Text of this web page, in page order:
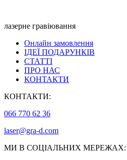
лазерне гравіювання
Онлайн замовлення
ІДЕЇ ПОДАРУНКІВ
СТАТТІ
ПРО НАС
КОНТАКТИ
КОНТАКТИ:
066 770 62 36
laser@gra-d.com
МИ В СОЦІАЛЬНИХ МЕРЕЖАХ: